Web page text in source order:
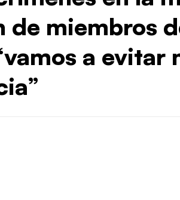
de miembros
a evitar